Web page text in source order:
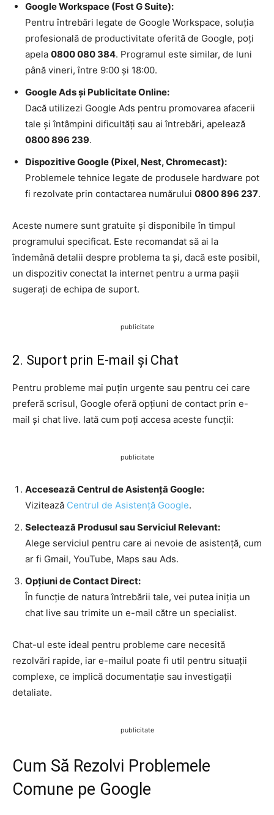
Google Workspace (Fost G Suite):
Pentru întrebări legate de Google Workspace, soluția
profesională de productivitate oferită de Google, poți
apela 0800 080 384. Programul este similar, de luni
până vineri, între 9:00 și 18:00.
Google Ads și Publicitate Online:
Dacă utilizezi Google Ads pentru promovarea afacerii
tale și întâmpini dificultăți sau ai întrebări, apelează
0800 896 239.
Dispozitive Google (Pixel, Nest, Chromecast):
Problemele tehnice legate de produsele hardware pot
fi rezolvate prin contactarea numărului 0800 896 237.
Aceste numere sunt gratuite și disponibile în timpul
programului specificat. Este recomandat să ai la
îndemână detalii despre problema ta și, dacă este posibil,
un dispozitiv conectat la internet pentru a urma pașii
sugerați de echipa de suport.
publicitate
2. Suport prin E-mail și Chat
Pentru probleme mai puțin urgente sau pentru cei care
preferă scrisul, Google oferă opțiuni de contact prin e-
mail și chat live. Iată cum poți accesa aceste funcții:
publicitate
Accesează Centrul de Asistență Google:
Vizitează Centrul de Asistență Google.
Selectează Produsul sau Serviciul Relevant:
Alege serviciul pentru care ai nevoie de asistență, cum
ar fi Gmail, YouTube, Maps sau Ads.
Opțiuni de Contact Direct:
În funcție de natura întrebării tale, vei putea iniția un
chat live sau trimite un e-mail către un specialist.
Chat-ul este ideal pentru probleme care necesită
rezolvări rapide, iar e-mailul poate fi util pentru situații
complexe, ce implică documentație sau investigații
detaliate.
publicitate
Cum Să Rezolvi Problemele
Comune pe Google